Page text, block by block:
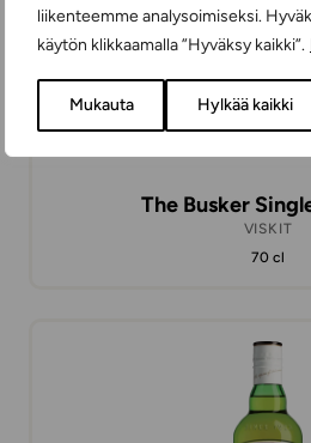
liikenteemme analysoimiseksi.
käytön klikkaamalla ”Hyväksy kaikki”.
Mukauta Hylkää kaikki
The Busker
VISKIT
70 cl